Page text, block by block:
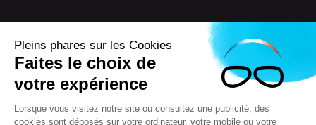
Pleins phares sur les Cookies
Faites le choix de
votre expérience
Lorsque vous visitez notre site ou consultez une publicité, des
cookies sont déposés sur votre ordinateur, votre mobile ou votre